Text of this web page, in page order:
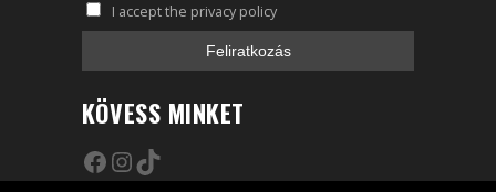
I accept the privacy policy
KÖVESS MINKET
Facebook
Instagram
TikTok